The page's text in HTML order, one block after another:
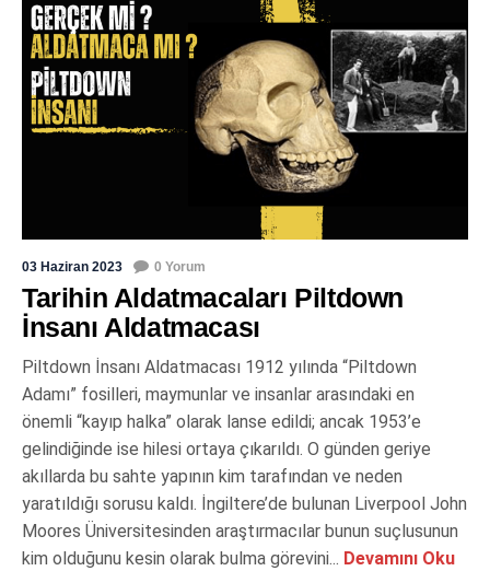
03 Haziran 2023 0 Yorum
Tarihin Aldatmacaları Piltdown
İnsanı Aldatmacası
Piltdown İnsanı Aldatmacası 1912 yılında “Piltdown
Adamı” fosilleri, maymunlar ve insanlar arasındaki en
önemli “kayıp halka” olarak lanse edildi; ancak 1953’e
gelindiğinde ise hilesi ortaya çıkarıldı. O günden geriye
akıllarda bu sahte yapının kim tarafından ve neden
yaratıldığı sorusu kaldı. İngiltere’de bulunan Liverpool John
Moores Üniversitesinden araştırmacılar bunun suçlusunun
kim olduğunu kesin olarak bulma görevini... Devamını Oku